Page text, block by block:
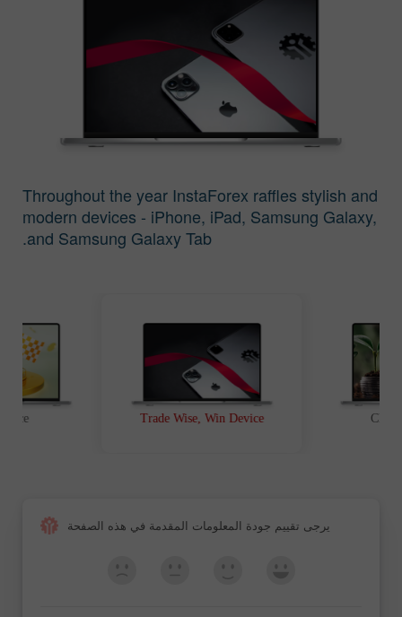
Throughout the year InstaForex raffles stylish and
modern devices - iPhone, iPad, Samsung Galaxy,
and Samsung Galaxy Tab.
Race Trade Wise, Win Device
يرجى تقييم جودة المعلومات المقدمة في هذه الصفحة